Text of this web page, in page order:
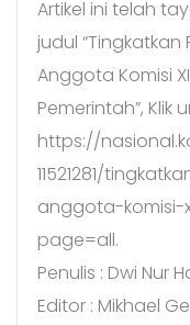
Artikel ini telah
judul “Tingkatkan
Anggota Komisi
Pemerintah”, Klik
https://
11521281/
anggota-komisi-
page=all.
Penulis : Dwi Nur
Editor : Mikhael